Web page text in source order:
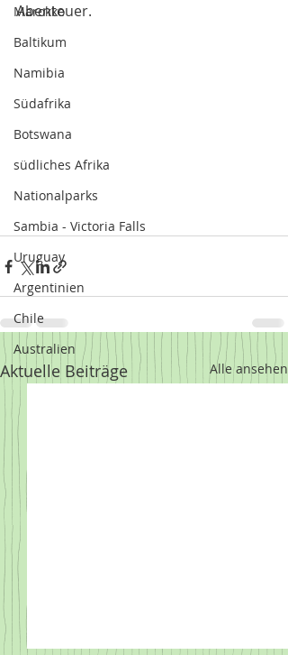
Marokko
Baltikum
Namibia
Südafrika
Botswana
südliches Afrika
Nationalparks
Sambia - Victoria Falls
Uruguay
Argentinien
Chile
Australien
Abenteuer.
Aktuelle Beiträge Alle ansehen